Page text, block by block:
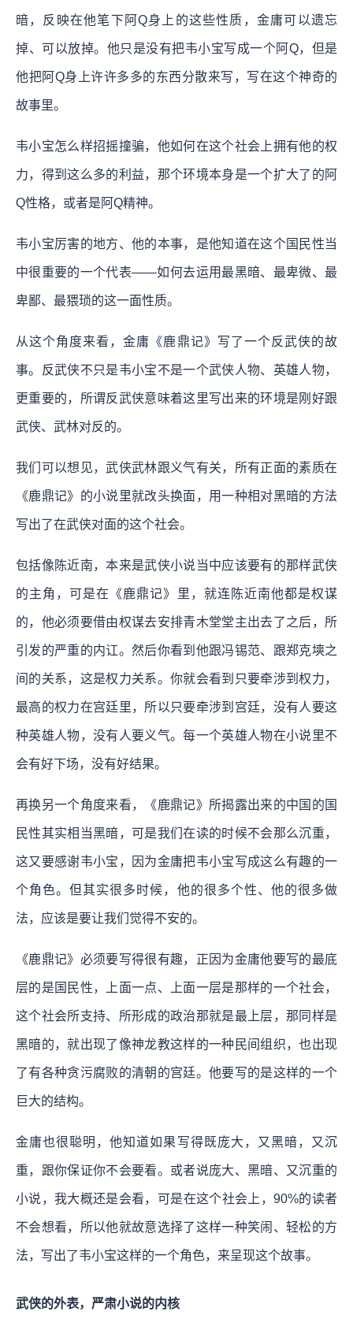
暗，反映在他笔下阿Q身上的这些性质，金庸可以遗忘
掉、可以放掉。他只是没有把韦小宝写成一个阿Q，但是
他把阿Q身上许许多多的东西分散来写，写在这个神奇的
故事里。
韦小宝怎么样招摇撞骗，他如何在这个社会上拥有他的权
力，得到这么多的利益，那个环境本身是一个扩大了的阿
Q性格，或者是阿Q精神。
韦小宝厉害的地方、他的本事，是他知道在这个国民性当
中很重要的一个代表——如何去运用最黑暗、最卑微、最
卑鄙、最猥琐的这一面性质。
从这个角度来看，金庸《鹿鼎记》写了一个反武侠的故
事。反武侠不只是韦小宝不是一个武侠人物、英雄人物，
更重要的，所谓反武侠意味着这里写出来的环境是刚好跟
武侠、武林对反的。
我们可以想见，武侠武林跟义气有关，所有正面的素质在
《鹿鼎记》的小说里就改头换面，用一种相对黑暗的方法
写出了在武侠对面的这个社会。
包括像陈近南，本来是武侠小说当中应该要有的那样武侠
的主角，可是在《鹿鼎记》里，就连陈近南他都是权谋
的，他必须要借由权谋去安排青木堂堂主出去了之后，所
引发的严重的内讧。然后你看到他跟冯锡范、跟郑克塽之
间的关系，这是权力关系。你就会看到只要牵涉到权力，
最高的权力在宫廷里，所以只要牵涉到宫廷，没有人要这
种英雄人物，没有人要义气。每一个英雄人物在小说里不
会有好下场，没有好结果。
再换另一个角度来看，《鹿鼎记》所揭露出来的中国的国
民性其实相当黑暗，可是我们在读的时候不会那么沉重，
这又要感谢韦小宝，因为金庸把韦小宝写成这么有趣的一
个角色。但其实很多时候，他的很多个性、他的很多做
法，应该是要让我们觉得不安的。
《鹿鼎记》必须要写得很有趣，正因为金庸他要写的最底
层的是国民性，上面一点、上面一层是那样的一个社会，
这个社会所支持、所形成的政治那就是最上层，那同样是
黑暗的，就出现了像神龙教这样的一种民间组织，也出现
了有各种贪污腐败的清朝的宫廷。他要写的是这样的一个
巨大的结构。
金庸也很聪明，他知道如果写得既庞大，又黑暗，又沉
重，跟你保证你不会要看。或者说庞大、黑暗、又沉重的
小说，我大概还是会看，可是在这个社会上，90%的读者
不会想看，所以他就故意选择了这样一种笑闹、轻松的方
法，写出了韦小宝这样的一个角色，来呈现这个故事。
武侠的外表，严肃小说的内核